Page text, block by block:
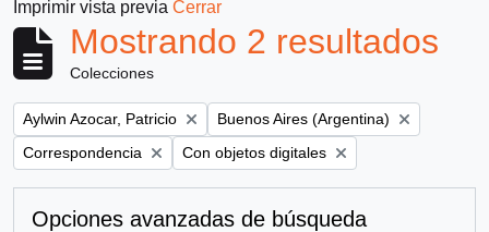
Imprimir vista previa Cerrar
Mostrando 2 resultados
Colecciones
Remove filter:
Aylwin Azocar, Patricio Remove filter:
Buenos Aires (Argentina)
Remove filter:
Correspondencia Remove filter:
Con objetos digitales
Opciones avanzadas de búsqueda